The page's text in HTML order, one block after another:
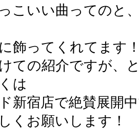
こいい曲ってのと
飾ってくれてます
ての紹介ですが、
は
新宿店で絶賛展開
くお願いします！